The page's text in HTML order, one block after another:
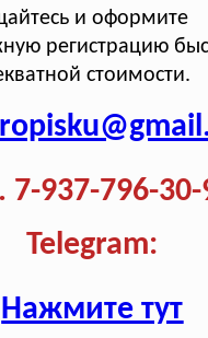
и оформите
регистрацию
стоимости.
7-937-796-
Telegram:
Нажмите тут